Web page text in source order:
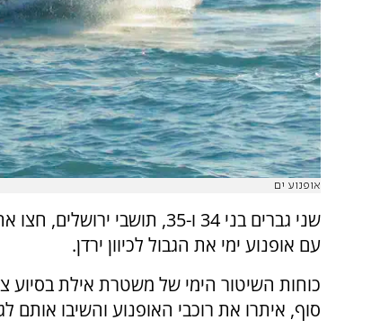
אופנוע ים
שני גברים בני 34 ו-35, תושבי
עם אופנוע ימי את הגבול לכיוון ירדן.
כוחות השיטור הימי של משטרת אילת בסיוע
סוף, איתרו את רוכבי האופנוע והשיבו אותם